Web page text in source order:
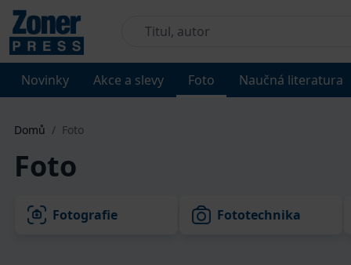
Novinky Akce a slevy Foto Naučná literatura
Domů / Foto
Foto
Fotografie Fototechnika